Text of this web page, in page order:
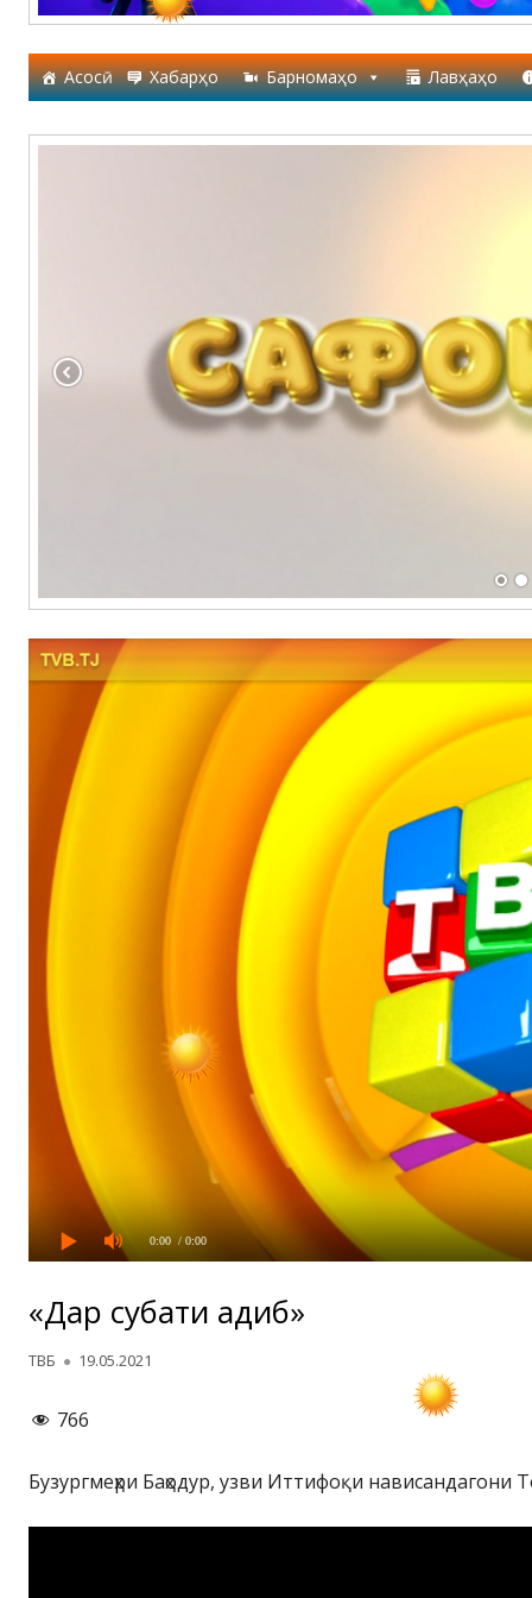
Асосӣ Хабарҳо Барномаҳо Лавҳаҳо
0:00 / 0:00
«Дар суҳбати адиб»
Автор
ТВБ Опубликовано
19.05.2021
766
Бузургмеҳри Баҳодур, узви Иттифоқи нависандагони